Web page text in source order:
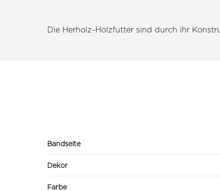
Die Herholz-Holzfutter sind durch ihr
Bandseite
Dekor
Farbe